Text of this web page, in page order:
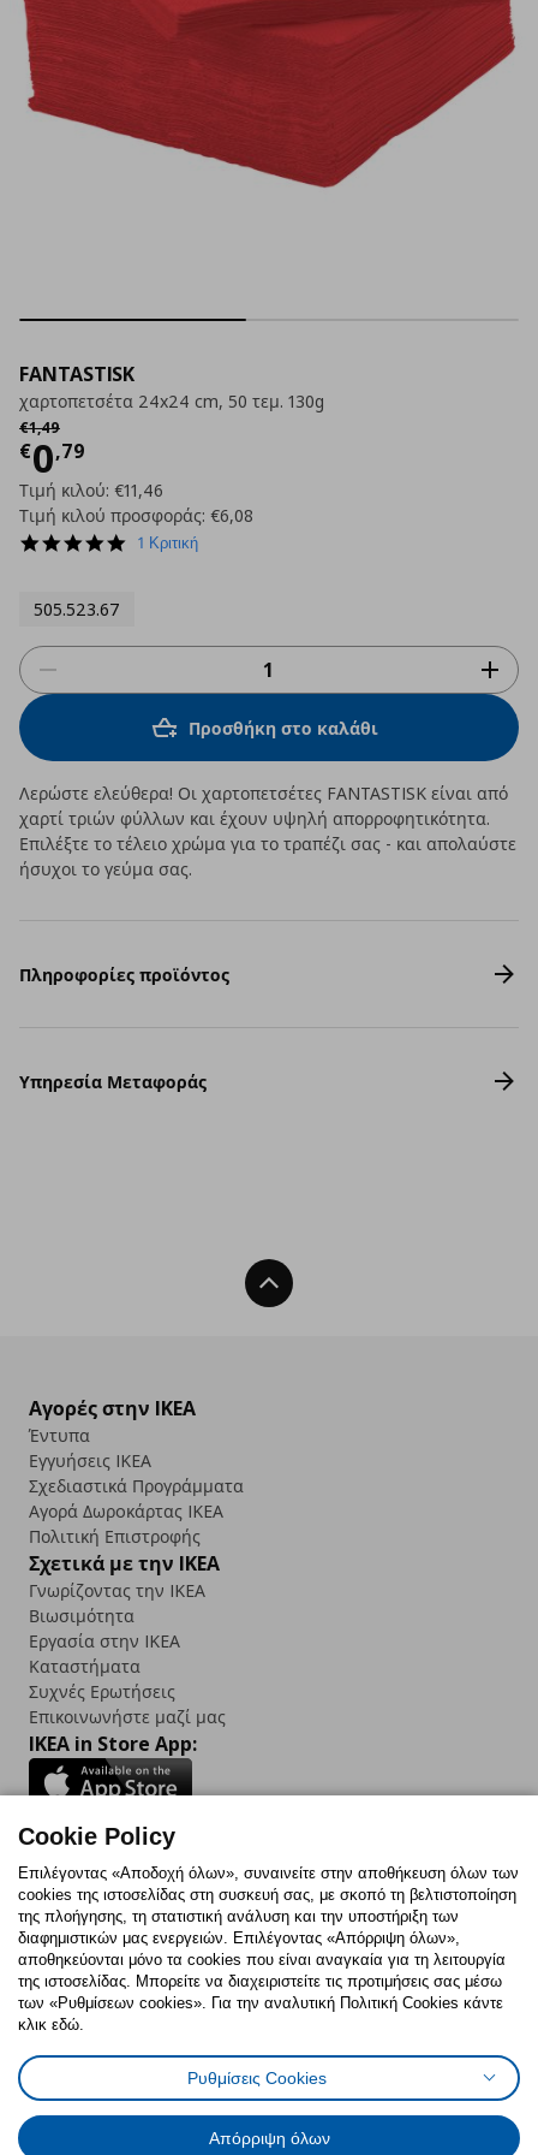
FANTASTISK
χαρτοπετσέτα 24x24 cm, 50 τεμ. 130g
€1,49
Αρχική τιμή
€0,79
Τρέχουσα τιμή
Τιμή κιλού: €11,46
Τιμή κιλού προσφοράς: €6,08
5.01 Κριτική
505.523.67
Προσθήκη στο καλάθι
Λερώστε ελεύθερα! Οι χαρτοπετσέτες FANTASTISK είναι από
χαρτί τριών φύλλων και έχουν υψηλή απορροφητικότητα.
Επιλέξτε το τέλειο χρώμα για το τραπέζι σας - και απολαύστε
ήσυχοι το γεύμα σας.
Πληροφορίες προϊόντος
Υπηρεσία Μεταφοράς
Back To Top
Αγορές στην IKEA
Έντυπα
Εγγυήσεις IKEA
Σχεδιαστικά Προγράμματα
Αγορά Δωρoκάρτας IKEA
Πολιτική Επιστροφής
Σχετικά με την IKEA
Γνωρίζοντας την IKEA
Βιωσιμότητα
Εργασία στην IKEA
Καταστήματα
Συχνές Ερωτήσεις
Επικοινωνήστε μαζί μας
IKEA in Store App:
Follow us:
FacebookInstagram
TikTokYoutubePinterestTwitter
Πολιτική CookiesΔήλωση ψηφιακής προσβασιμότητας
Ρυθμίσεις cookiesΌροι Χρήσης
Γενική Πολιτική Προσωπικών Δεδομένων
Πολιτική Προσωπικών Δεδομένων για ΙΚΕΑ.gr
Cookie Policy
Επιλέγοντας «Αποδοχή όλων», συναινείτε στην αποθήκευση όλων των
cookies της ιστοσελίδας στη συσκευή σας, με σκοπό τη βελτιστοποίηση
της πλοήγησης, τη στατιστική ανάλυση και την υποστήριξη των
διαφημιστικών μας ενεργειών. Επιλέγοντας «Απόρριψη όλων»,
αποθηκεύονται μόνο τα cookies που είναι αναγκαία για τη λειτουργία
της ιστοσελίδας. Μπορείτε να διαχειριστείτε τις προτιμήσεις σας μέσω
των «Ρυθμίσεων cookies». Για την αναλυτική Πολιτική Cookies κάντε
κλικ εδώ.
Ρυθμίσεις Cookies
Απόρριψη όλων